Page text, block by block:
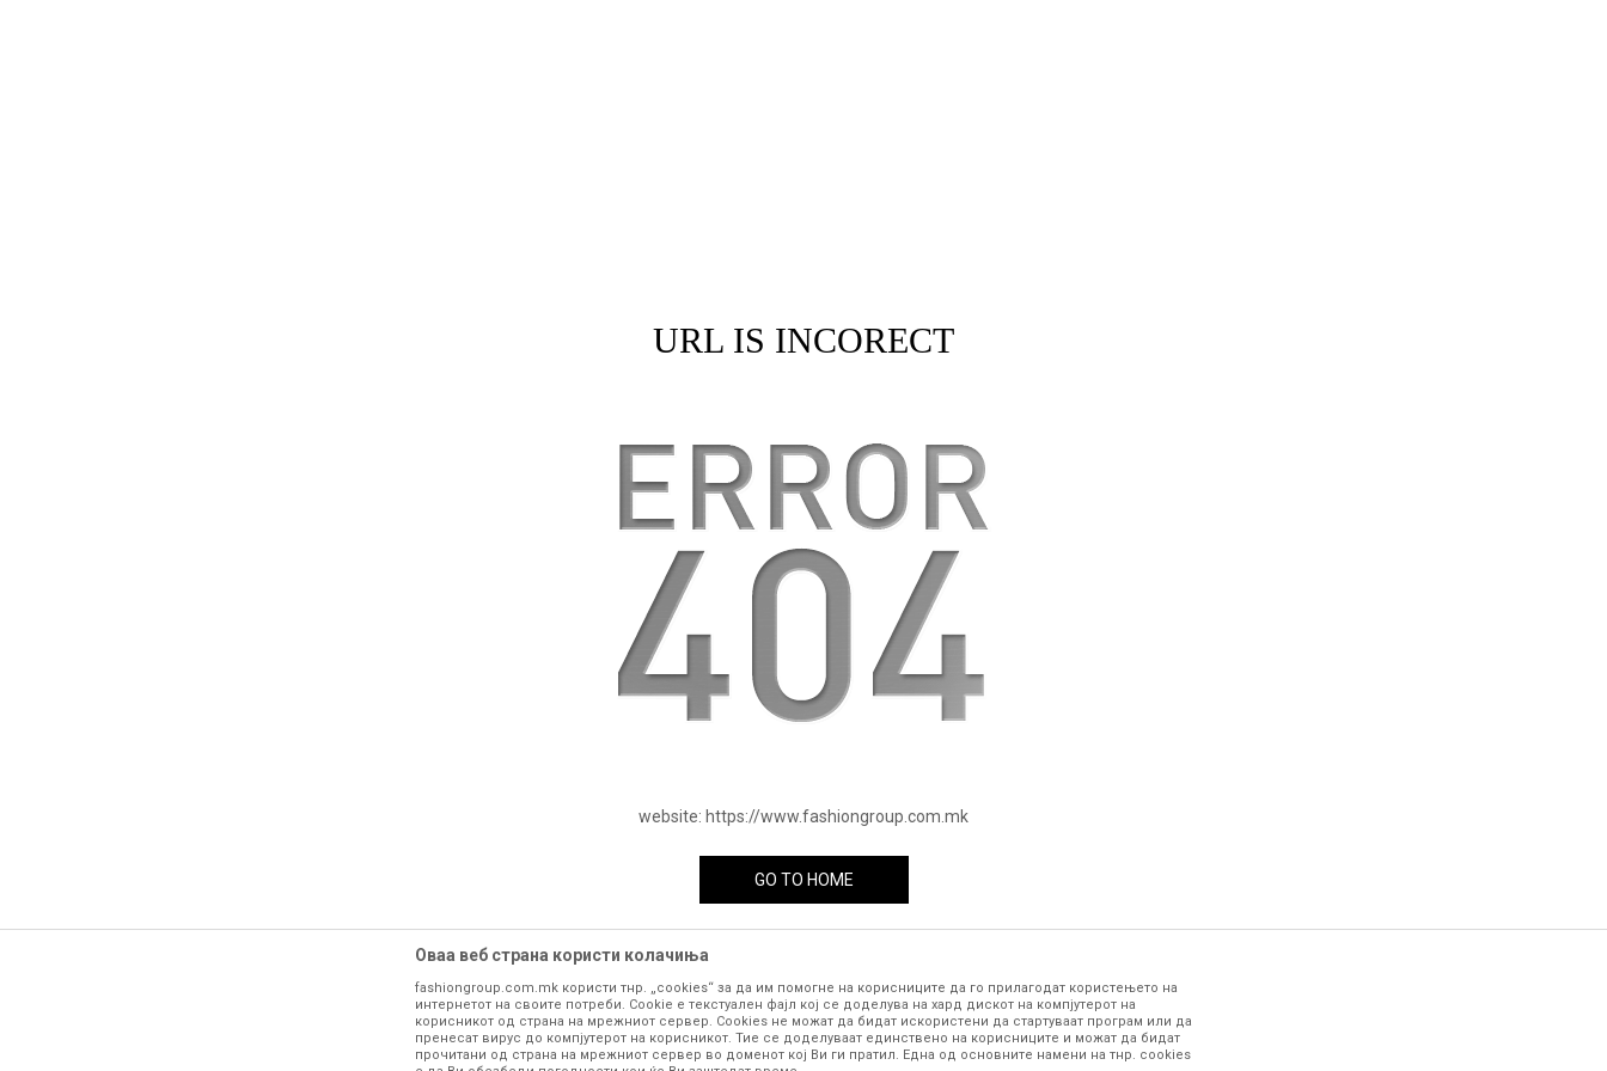
URL IS INCORECT
website: https://www.fashiongroup.com.mk
GO TO HOME
Оваа веб страна користи колачиња
fashiongroup.com.mk користи тнр. „cookies“ за да им помогне на корисниците да го прилагодат користењето на
интернетот на своите потреби. Cookie е текстуален фајл кој се доделува на хард дискот на компјутерот на
корисникот од страна на мрежниот сервер. Cookies не можат да бидат искористени да стартуваат програм или да
пренесат вирус до компјутерот на корисникот. Тие се доделуваат единствено на корисниците и можат да бидат
прочитани од страна на мрежниот сервер во доменот кој Ви ги пратил. Една од основните намени на тнр. сookies